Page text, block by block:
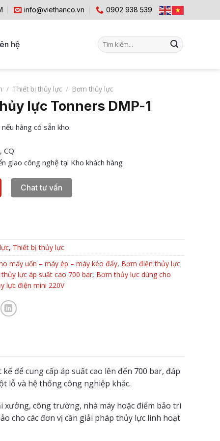
info@viethanco.vn 0902 938 539
hệ
Tìm
kiếm:
/ Thiết bị thủy lực / Bơm thủy lực
lực Tonners DMP-1
hàng có sẵn kho.
CQ.
giao công nghệ tại Kho khách hàng
Chat tư vấn
, Thiết bị thủy lực
máy uốn – máy ép – máy kéo đẩy, Bơm điện thủy lực
lực áp suất cao 700 bar, Bơm thủy lực dùng cho
lực điện mini 220V
để cung cấp áp suất cao lên đến 700 bar, đáp
lỗ và hệ thống công nghiệp khác.
xưởng, công trường, nhà máy hoặc điểm bảo trì
cho các đơn vị cần giải pháp thủy lực linh hoạt